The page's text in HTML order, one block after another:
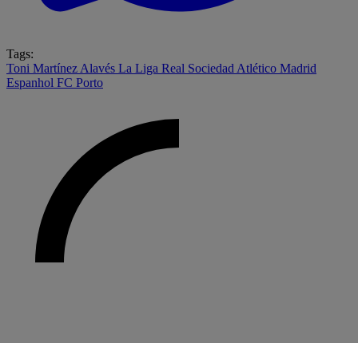
Tags:
Toni Martínez Alavés La Liga Real Sociedad Atlético Madrid
Espanhol FC Porto